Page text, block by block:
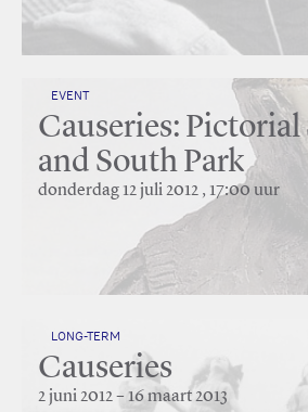
EVENT
Causeries:
and South Park
donderdag 12 juli 2012 , 17:00 uur
LONG-TERM
Causeries
2 juni 2012 – 16 maart 2013